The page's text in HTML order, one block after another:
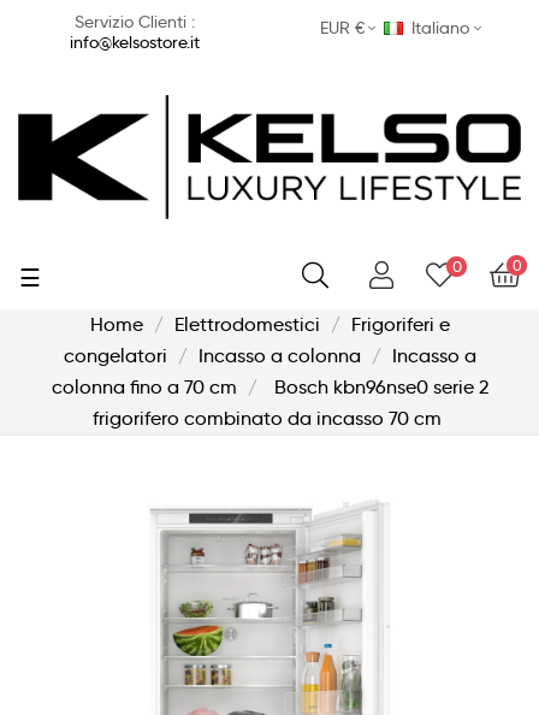
Servizio Clienti :
info@kelsostore.it
EUR € Italiano
0
0
navigazione
☰
Home Elettrodomestici
Frigoriferi e
congelatori
Incasso a colonna
Incasso a
colonna fino a 70 cm
Bosch kbn96nse0 serie 2
frigorifero combinato da incasso 70 cm